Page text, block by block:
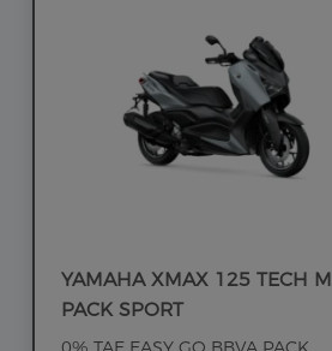
YAMAHA XMAX 125 TECH
PACK SPORT